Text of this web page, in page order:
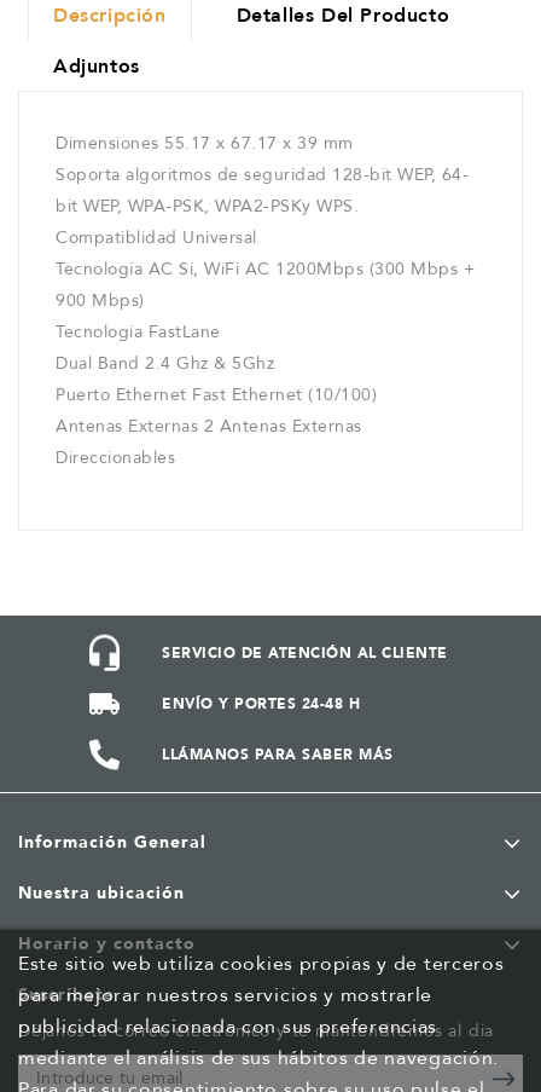
Descripción
Detalles Del Producto
Adjuntos
Dimensiones 55.17 x 67.17 x 39 mm
Soporta algoritmos de seguridad 128-bit WEP, 64-
bit WEP, WPA-PSK, WPA2-PSKy WPS.
Compatiblidad Universal
Tecnología AC Sí, WiFi AC 1200Mbps (300 Mbps +
900 Mbps)
Tecnología FastLane
Dual Band 2.4 Ghz & 5Ghz
Puerto Ethernet Fast Ethernet (10/100)
Antenas Externas 2 Antenas Externas
Direccionables
SERVICIO DE ATENCIÓN AL CLIENTE
ENVÍO Y PORTES 24-48 H
LLÁMANOS PARA SABER MÁS
Información General
Nuestra ubicación
Horario y contacto
Suscríbete
Déjanos tu correo electrónico y te mantendremos al dia
Este sitio web utiliza cookies propias y de terceros
para mejorar nuestros servicios y mostrarle
publicidad relacionada con sus preferencias
mediante el análisis de sus hábitos de navegación.